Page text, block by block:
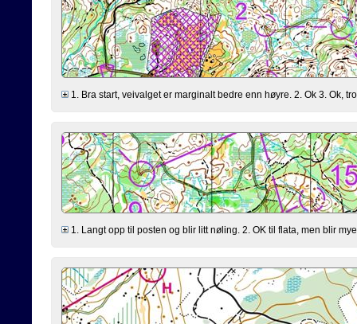
1. Bra start, veivalget er marginalt bedre enn høyre. 2. Ok 3. Ok,
1. Langt opp til posten og blir litt nøling. 2. OK til flata, men blir